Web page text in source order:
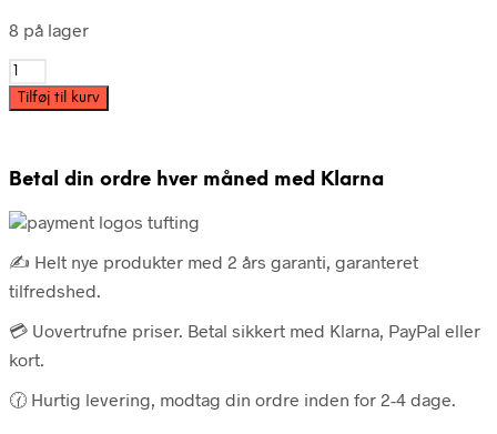
8 på lager
Håndtuftningspistol
AK-
V
Tilføj til kurv
Betal din ordre hver måned med Klarna
✍️ Helt nye produkter med 2 års garanti, garanteret
tilfredshed.
💳 Uovertrufne priser. Betal sikkert med Klarna, PayPal eller
kort.
🕜 Hurtig levering, modtag din ordre inden for 2-4 dage.